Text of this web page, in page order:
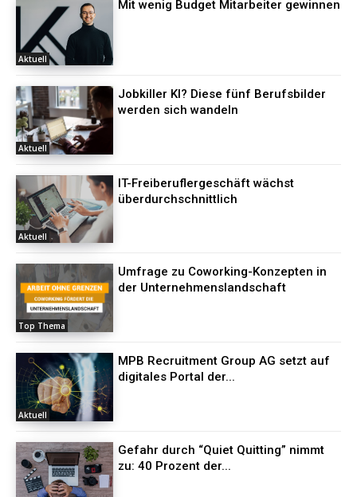
Aktuell
Mit wenig Budget Mitarbeiter gewinnen
Aktuell
Jobkiller KI? Diese fünf Berufsbilder
werden sich wandeln
Aktuell
IT-Freiberuflergeschäft wächst
überdurchschnittlich
Top Thema
Umfrage zu Coworking-Konzepten in
der Unternehmenslandschaft
Aktuell
MPB Recruitment Group AG setzt auf
digitales Portal der...
Gefahr durch “Quiet Quitting” nimmt
zu: 40 Prozent der...